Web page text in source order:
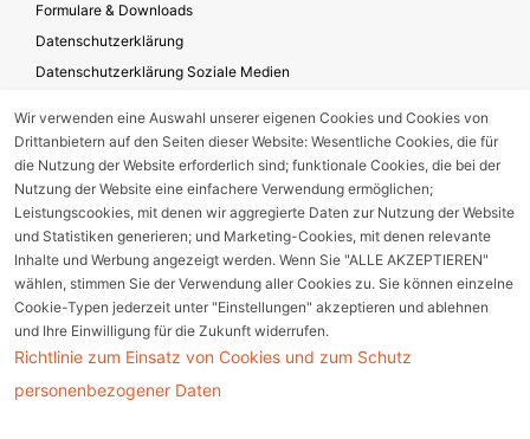
Formulare & Downloads
Datenschutzerklärung
Datenschutzerklärung Soziale Medien
Impressum
Unternehmensverantwortung
Gerätestörung melden
Nebenwirkungsmeldung
Cookie Einstellungen
Wir verwenden eine Auswahl unserer eigenen Cookies und Cookies von
Drittanbietern auf den Seiten dieser Website: Wesentliche Cookies, die für
die Nutzung der Website erforderlich sind; funktionale Cookies, die bei der
Nutzung der Website eine einfachere Verwendung ermöglichen;
Leistungscookies, mit denen wir aggregierte Daten zur Nutzung der Website
und Statistiken generieren; und Marketing-Cookies, mit denen relevante
Inhalte und Werbung angezeigt werden. Wenn Sie "ALLE AKZEPTIEREN"
wählen, stimmen Sie der Verwendung aller Cookies zu. Sie können einzelne
Cookie-Typen jederzeit unter "Einstellungen" akzeptieren und ablehnen
und Ihre Einwilligung für die Zukunft widerrufen.
Richtlinie zum Einsatz von Cookies und zum Schutz
personenbezogener Daten